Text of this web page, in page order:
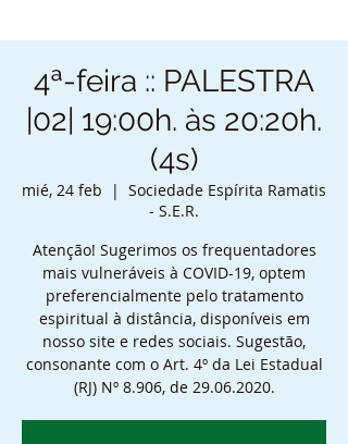
4ª-feira :: PALESTRA
|02| 19:00h. às 20:20h.
(4s)
mié, 24 feb
  |
Sociedade Espírita Ramatis
- S.E.R.
Atenção! Sugerimos os frequentadores
mais vulneráveis à COVID-19, optem
preferencialmente pelo tratamento
espiritual à distância, disponíveis em
nosso site e redes sociais. Sugestão,
consonante com o Art. 4º da Lei Estadual
(RJ) Nº 8.906, de 29.06.2020.